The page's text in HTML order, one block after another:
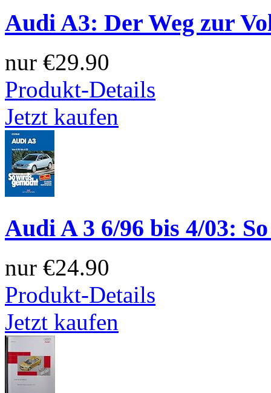
Audi A3: Der Weg zur
nur €29.90
Produkt-Details
Jetzt kaufen
Audi A 3 6/96 bis 4/03:
nur €24.90
Produkt-Details
Jetzt kaufen